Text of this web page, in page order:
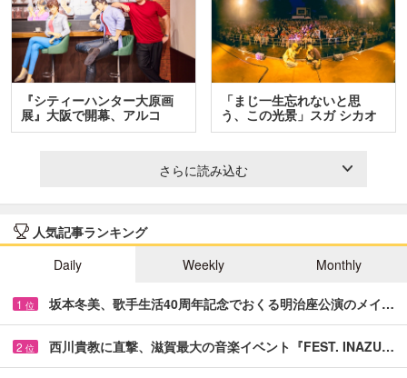
『シティーハンター大原画
展』大阪で開幕、アルコ
＆…
「まじ一生忘れないと思
う、この光景」スガ シカオ
と…
さらに読み込む
人気記事ランキング
Daily
Weekly Monthly
1 位 坂本冬美、歌手生活40周年記念でおくる明治座公演のメイ…
2 位 西川貴教に直撃、滋賀最大の音楽イベント『FEST. INAZU…